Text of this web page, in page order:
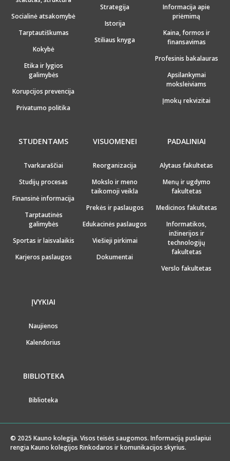
Socialinė atsakomybė
Tarptautiškumas
Kokybė
Etika ir lygios
galimybės
Korupcijos prevencija
Privatumo politika
Strategija
Istorija
Stiliaus knyga
Informacija apie
priėmimą
Kaina, formos ir
finansavimas
Profesinis bakalauras
Apsilankymai
moksleiviams
Įmokų rekvizitai
STUDENTAMS
Tvarkaraščiai
Studijų procesas
Finansinė informacija
Tarptautinės
galimybės
Sportas ir laisvalaikis
Karjeros paslaugos
VISUOMENEI
Reorganizacija
Mokslo ir meno
taikomoji veikla
Prekės ir paslaugos
Edukacinės paslaugos
Viešieji pirkimai
Dokumentai
PADALINIAI
Alytaus fakultetas
Menų ir ugdymo
fakultetas
Medicinos fakultetas
Informatikos,
inžinerijos ir
technologijų
fakultetas
Verslo fakultetas
ĮVYKIAI
Naujienos
Kalendorius
BIBLIOTEKA
Biblioteka
© 2025 Kauno kolegija. Visos teisės saugomos. Informaciją puslapiui
rengia Kauno kolegijos Rinkodaros ir komunikacijos skyrius.